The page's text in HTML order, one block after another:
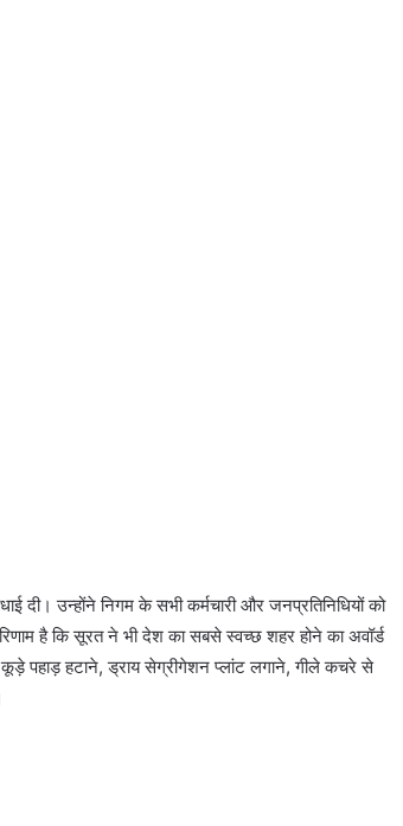
दी। उन्होंने निगम के सभी कर्मचारी और जनप्रतिनिधियों को
है कि सूरत ने भी देश का सबसे स्वच्छ शहर होने का अवॉर्ड
पहाड़ हटाने, ड्राय सेग्रीगेशन प्लांट लगाने, गीले कचरे से